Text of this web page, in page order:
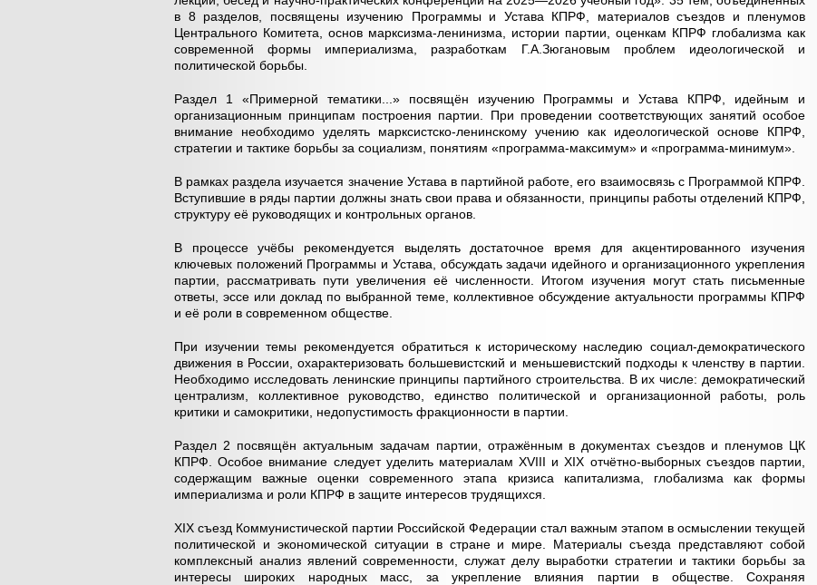
в 8 разделов, посвящены изучению Программы и Устава КПРФ, материалов съездов и пленумов
Центрального Комитета, основ марксизма-ленинизма, истории партии, оценкам КПРФ глобализма как
современной формы империализма, разработкам Г.А.Зюгановым проблем идеологической и
политической борьбы.
Раздел 1 «Примерной тематики...» посвящён изучению Программы и Устава КПРФ, идейным и
организационным принципам построения партии. При проведении соответствующих занятий особое
внимание необходимо уделять марксистско-ленинскому учению как идеологической основе КПРФ,
стратегии и тактике борьбы за социализм, понятиям «программа-максимум» и «программа-минимум».
В рамках раздела изучается значение Устава в партийной работе, его взаимосвязь с Программой КПРФ.
Вступившие в ряды партии должны знать свои права и обязанности, принципы работы отделений КПРФ,
структуру её руководящих и контрольных органов.
В процессе учёбы рекомендуется выделять достаточное время для акцентированного изучения
ключевых положений Программы и Устава, обсуждать задачи идейного и организационного укрепления
партии, рассматривать пути увеличения её численности. Итогом изучения могут стать письменные
ответы, эссе или доклад по выбранной теме, коллективное обсуждение актуальности программы КПРФ
и её роли в современном обществе.
При изучении темы рекомендуется обратиться к историческому наследию социал-демократического
движения в России, охарактеризовать большевистский и меньшевистский подходы к членству в партии.
Необходимо исследовать ленинские принципы партийного строительства. В их числе: демократический
централизм, коллективное руководство, единство политической и организационной работы, роль
критики и самокритики, недопустимость фракционности в партии.
Раздел 2 посвящён актуальным задачам партии, отражённым в документах съездов и пленумов ЦК
КПРФ. Особое внимание следует уделить материалам XVIII и XIX отчётно-выборных съездов партии,
содержащим важные оценки современного этапа кризиса капитализма, глобализма как формы
империализма и роли КПРФ в защите интересов трудящихся.
XIX съезд Коммунистической партии Российской Федерации стал важным этапом в осмыслении текущей
политической и экономической ситуации в стране и мире. Материалы съезда представляют собой
комплексный анализ явлений современности, служат делу выработки стратегии и тактики борьбы за
интересы широких народных масс, за укрепление влияния партии в обществе. Сохраняя